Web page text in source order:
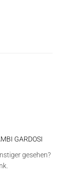
GARDOSI
gesehen?